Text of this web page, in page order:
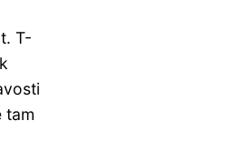
T-
tam